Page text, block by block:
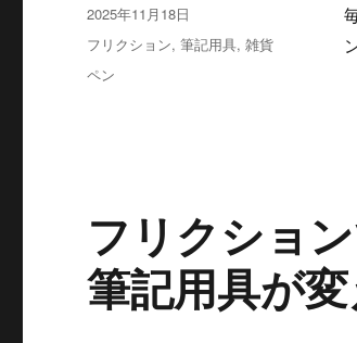
投
稿
2025年11月18日
カ
テ
フリクション,筆記用具,雑貨
タ
ペン
フリクショ
筆記用具が